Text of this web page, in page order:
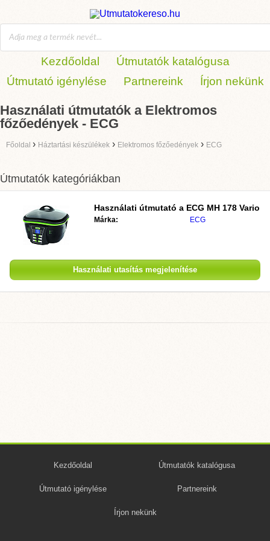
Kezdőoldal
Útmutatók katalógusa
Útmutató igénylése
Partnereink Írjon nekünk
Használati útmutatók a Elektromos
főzőedények - ECG
Főoldal › Háztartási készülékek › Elektromos főzőedények › ECG
Útmutatók kategóriákban
Használati útmutató a ECG MH 178 Vario
Márka: ECG
Használati utasítás megjelenítése
Kezdőoldal Útmutatók katalógusa
Útmutató igénylése Partnereink
Írjon nekünk